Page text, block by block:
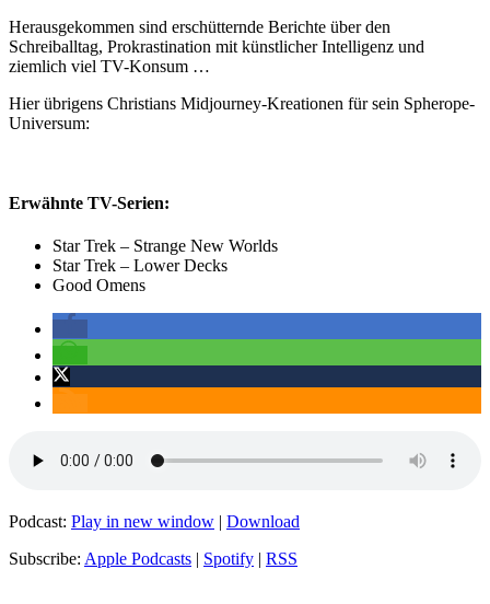
Herausgekommen sind erschütternde Berichte über den
Schreiballtag, Prokrastination mit künstlicher Intelligenz und
ziemlich viel TV-Konsum …
Hier übrigens Christians Midjourney-Kreationen für sein Spherope-
Universum:
Erwähnte TV-Serien:
Star Trek – Strange New Worlds
Star Trek – Lower Decks
Good Omens
Podcast: Play in new window | Download
Subscribe: Apple Podcasts | Spotify | RSS